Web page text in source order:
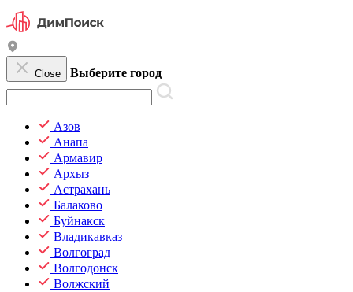
Close Выберите город
Азов
Анапа
Армавир
Архыз
Астрахань
Балаково
Буйнакск
Владикавказ
Волгоград
Волгодонск
Волжский